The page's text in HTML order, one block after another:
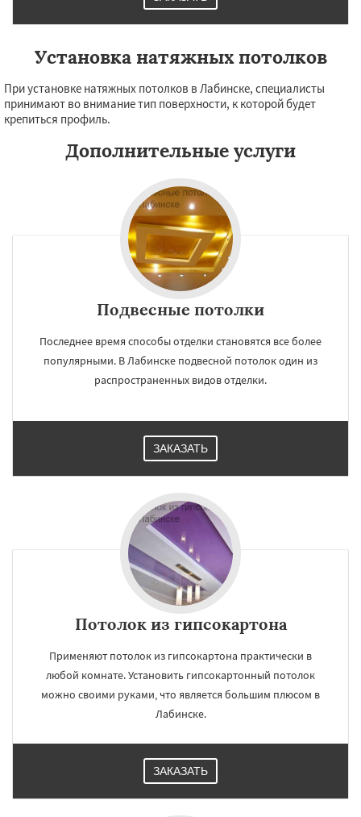
регионам
Новокубанск Новороссийск
Темрюк Тимашёвск Тихорецк
Установка натяжных потолков
При установке натяжных потолков в Лабинске, специалисты
принимают во внимание тип поверхности, к которой будет
крепиться профиль.
Дополнительные услуги
Подвесные потолки
Последнее время способы отделки становятся все более
популярными. В Лабинске подвесной потолок один из
распространенных видов отделки.
ЗАКАЗАТЬ
Потолок из гипсокартона
Применяют потолок из гипсокартона практически в
любой комнате. Установить гипсокартонный потолок
можно своими руками, что является большим плюсом в
Лабинске.
ЗАКАЗАТЬ
УЗНАТЬ ПОДРОБНЕЕ